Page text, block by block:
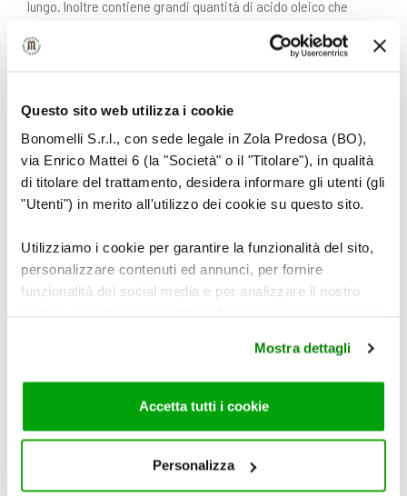
Questo sito web utilizza i cookie
Bonomelli S.r.l., con sede legale in Zola Predosa (BO),
via Enrico Mattei 6 (la "Società" o il "Titolare"), in qualità
di titolare del trattamento, desidera informare gli utenti (gli
"Utenti") in merito all'utilizzo dei cookie su questo sito.
Utilizziamo i cookie per garantire la funzionalità del sito,
personalizzare contenuti ed annunci, per fornire
funzionalità dei social media e per analizzare il nostro
di analisi dei dati web, pubblicità e social media, i quali
potrebbero combinarle con altre informazioni che ha
fornito loro o che hanno raccolto dal suo utilizzo dei loro
cookie consultare la cookie policy. Se clicchi sulla “X” per
chiudere il banner, non verranno installati cookie sul tuo
dispositivo ad eccezione di quelli necessari ai fini del
Mostra dettagli
Accetta tutti i cookie
Personalizza
lungo. Inoltre contiene grandi quantità di acido oleico che
soddisfazione.
LEGGI ANCHE